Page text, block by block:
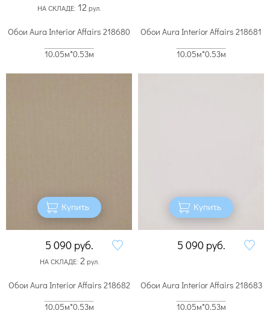
НА СКЛАДЕ: 12 рул.
Обои Aura Interior Affairs 218680
10.05м*0.53м
Купить
5 090 руб.
НА СКЛАДЕ: 2 рул.
Обои Aura Interior Affairs 218681
10.05м*0.53м
Купить
5 090 руб.
Обои Aura Interior Affairs 218682
10.05м*0.53м
Обои Aura Interior Affairs 218683
10.05м*0.53м